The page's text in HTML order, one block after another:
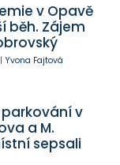
v Opavě
běh. Zájem
| Yvona Fajtová
v
a M.
sepsali